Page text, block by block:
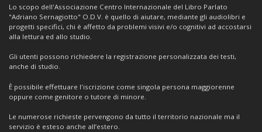
Lo scopo dell'Associazione Centro Internazionale del Libro Parlato
"Adriano Sernagiotto" O.D.V. è quello di aiutare, mediante gli audiolibri e
progetti specifici, chi è affetto da problemi visivi e/o cognitivi ad accostarsi
alla lettura ed allo studio.
Gli utenti possono richiedere la registrazione personalizzata dei testi,
anche di studio.
È possibile effettuare l'iscrizione come singola persona maggiorenne
oppure come genitore o tutore di minore.
Le numerose richieste pervengono da tutto il territorio nazionale ma il
servizio è esteso anche all’estero.